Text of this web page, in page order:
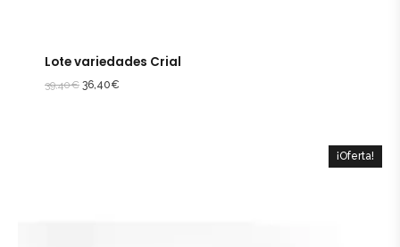
Lote variedades Crial
39,40€ 36,40€
¡Oferta!